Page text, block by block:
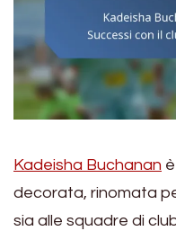
Kadeisha Buchanan
decorata, rinomata
sia alle squadre di